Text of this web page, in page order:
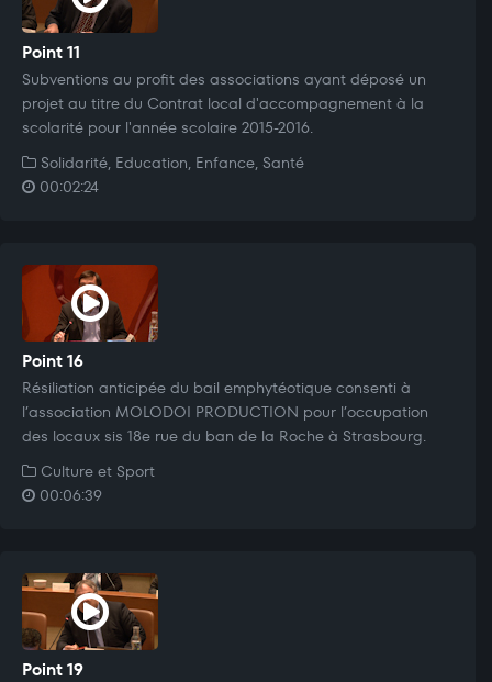
Point 11
Subventions au profit des associations ayant déposé un
projet au titre du Contrat local d'accompagnement à la
scolarité pour l'année scolaire 2015-2016.
Solidarité, Education, Enfance, Santé
00:02:24
Point 16
Résiliation anticipée du bail emphytéotique consenti à
l’association MOLODOI PRODUCTION pour l’occupation
des locaux sis 18e rue du ban de la Roche à Strasbourg.
Culture et Sport
00:06:39
Point 19